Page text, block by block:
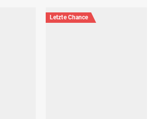
Letzte Chance